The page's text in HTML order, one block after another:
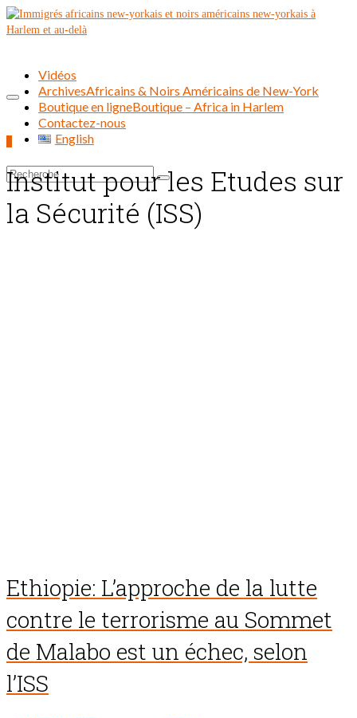
Rechercher :
Vidéos
ArchivesAfricains & Noirs Américains de New-York
Boutique en ligneBoutique – Africa in Harlem
Contactez-nous
English
Institut pour les Etudes sur
la Sécurité (ISS)
Ethiopie: L’approche de la lutte
contre le terrorisme au Sommet
de Malabo est un échec, selon
l’ISS